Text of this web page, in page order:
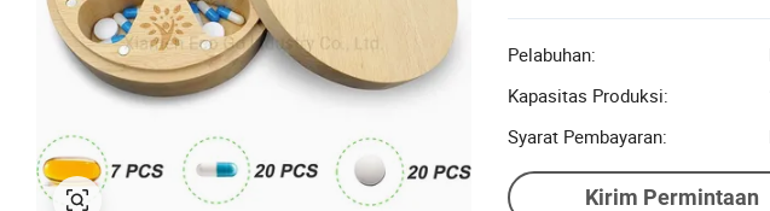
Pelabuhan:
Kapasitas Produksi:
Syarat Pembayaran:
Kirim Permintaan